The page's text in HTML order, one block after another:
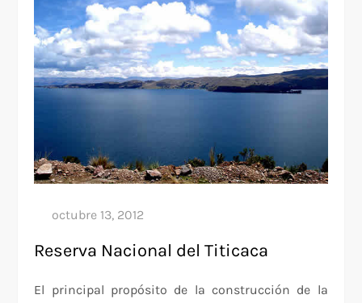
Reserva Nacional del Titicaca
El principal propósito de la construcción de la